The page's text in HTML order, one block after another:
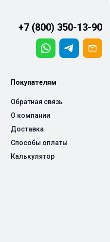
+7 (800) 350-13-90
Покупателям
Обратная связь
О компании
Доставка
Способы оплаты
Калькулятор